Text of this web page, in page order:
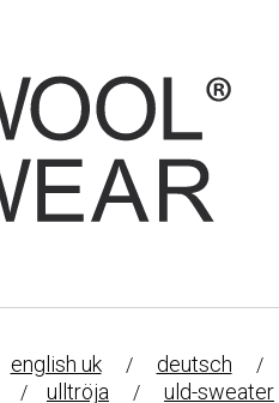
english uk/ deutsch /
/ ulltröja / uld-sweater